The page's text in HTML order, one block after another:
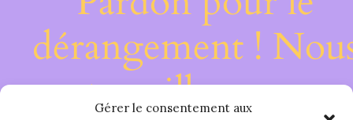
Gérer le consentement aux
dérangement !
travaillons sur